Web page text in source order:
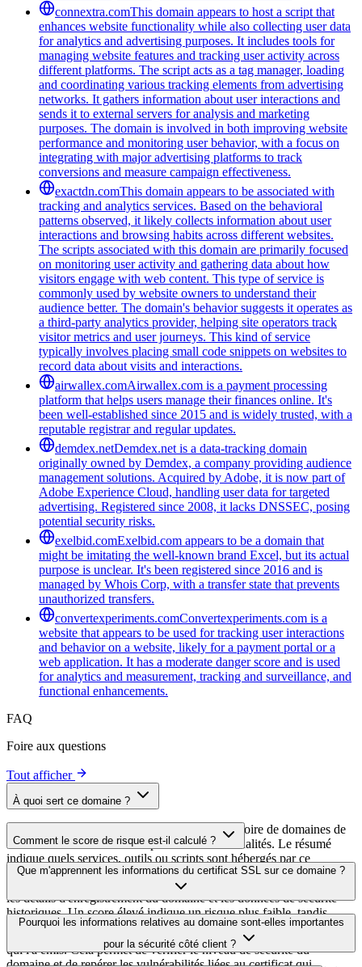
connextra.comThis domain appears to host a script that
enhances website functionality while also collecting user data
for analytics and advertising purposes. It includes tools for
managing website features and tracking user activity across
different platforms. The script acts as a tag manager, loading
and coordinating various tracking elements from advertising
networks. It gathers information about user interactions and
sends it to external servers for analysis and marketing
purposes. The domain is involved in both improving website
performance and monitoring user behavior, with a focus on
integrating with major advertising platforms to track
conversions and measure campaign effectiveness.
exactdn.comThis domain appears to be associated with
tracking and analytics services. Based on the behavioral
patterns observed, it likely collects information about user
interactions and browsing habits across different websites.
The scripts associated with this domain are primarily focused
on monitoring user activity and gathering data about how
visitors engage with web content. This type of service is
commonly used by website owners to understand their
audience better. The domain's behavior suggests it operates as
a third-party analytics provider, helping site operators track
visitor metrics and user journeys. This kind of service
typically involves placing small code snippets on websites to
record data about visits and interactions.
airwallex.comAirwallex.com is a payment processing
platform that helps users manage their finances online. It's
been well-established since 2015 and is widely trusted, with a
reputable registrar and regular updates.
demdex.netDemdex.net is a data-tracking domain
originally owned by Demdex, a company providing audience
management solutions. Acquired by Adobe, it is now part of
Adobe Experience Cloud, handling user data for targeted
advertising. Registered since 2008, it lacks DNSSEC, posing
potential security risks.
exelbid.comExelbid.com appears to be a domain that
might be imitating the well-known brand Excel, but its actual
purpose is unclear. It's been registered since 2016 and is
managed by Whois Corp, with a transfer state that prevents
unauthorized transfers.
convertexperiments.comConvertexperiments.com is a
website that appears to be used for tracking user interactions
and behavior on a website, likely for a payment portal or a
web application. It has a moderate danger score and is used
for analytics and measurement, tracking and surveillance, and
functional enhancements.
FAQ
Foire aux questions
Tout afficher
À quoi sert ce domaine ?
Ce domaine est analysé dans le cadre du répertoire de domaines de
cside afin d'identifier les scripts tiers et leurs finalités. Le résumé
indique quels services, outils ou scripts sont hébergés par ce
domaine, ce qui aide les propriétaires de sites web à comprendre
quels services tiers sont chargés sur leurs sites.
Comment le score de risque est-il calculé ?
Le score de risque est calculé à partir de plusieurs facteurs de
sécurité, notamment la validité du certificat SSL, le statut DNSSEC,
les détails d'enregistrement du domaine et les données de sécurité
historiques. Un score élevé indique un risque plus faible, tandis
qu'un score plus bas signale des problèmes de sécurité potentiels à
Que m'apprennent les informations du certificat SSL sur ce domaine ?
Les informations du certificat SSL indiquent si le domaine utilise le
chiffrement HTTPS, quand le certificat a été émis, quand il expire et
qui l'a émis. Cela permet de vérifier le niveau de sécurité du
domaine et de repérer les vulnérabilités liées au certificat qui
Pourquoi les informations relatives au domaine sont-elles importantes
pour la sécurité côté client ?